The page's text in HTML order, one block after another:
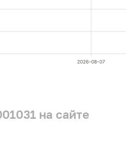
2026-08-07
на сайте